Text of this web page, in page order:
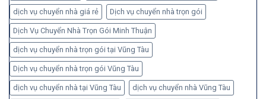
dịch vụ chuyển nhà giá rẻ Dịch vụ chuyển nhà trọn gói
Dịch Vụ Chuyển Nhà Trọn Gói Minh Thuận
dịch vụ chuyển nhà trọn gói tại Vũng Tàu
Dịch vụ chuyển nhà trọn gói Vũng Tàu
dịch vụ chuyển nhà tại Vũng Tàu dịch vụ chuyển nhà Vũng Tàu